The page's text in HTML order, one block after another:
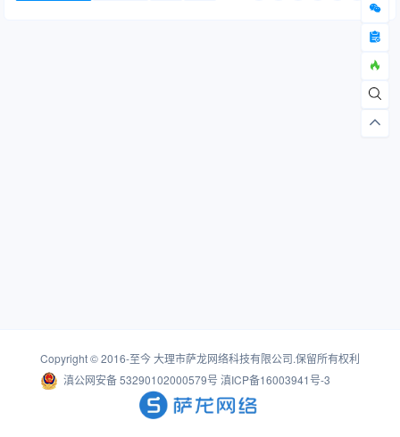
Copyright © 2016-至今大理市萨龙网络科技有限公司.保留所有权利
滇公网安备 53290102000579号 滇ICP备16003941号-3